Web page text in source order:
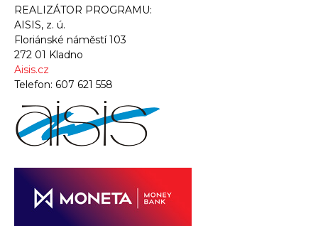
REALIZÁTOR PROGRAMU:
AISIS, z. ú.
Floriánské náměstí 103
272 01 Kladno
Aisis.cz
Telefon: 607 621 558